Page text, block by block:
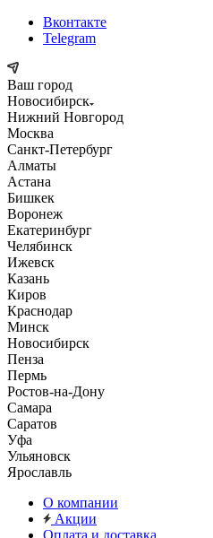
Вконтакте
Telegram
Ваш город
Новосибирск
Нижний Новгород
Москва
Санкт-Петербург
Алматы
Астана
Бишкек
Воронеж
Екатеринбург
Челябинск
Ижевск
Казань
Киров
Краснодар
Минск
Новосибирск
Пенза
Пермь
Ростов-на-Дону
Самара
Саратов
Уфа
Ульяновск
Ярославль
О компании
Акции
Оплата и доставка